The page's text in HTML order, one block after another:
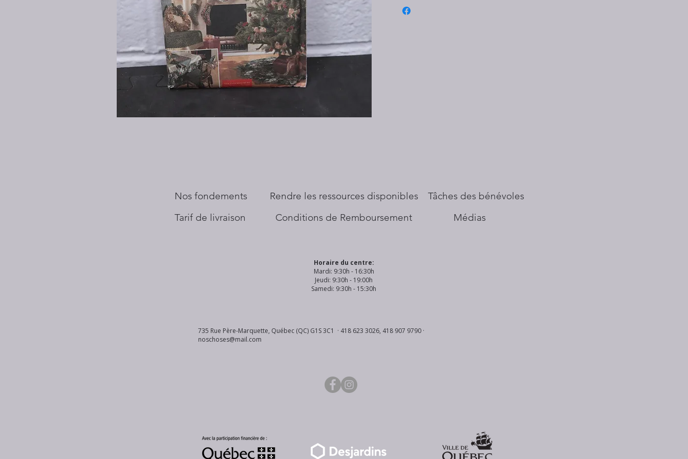
Nos fondements
Tarif de livraison
​Rendre les ressources disponibles
Conditions de Remboursement
Tâches des bénévoles
Médias
Horaire du centre:
Mardi: 9:30h - 16:30h
Jeudi: 9:30h - 19:00h
Samedi: 9:30h - 15:30h
735 Rue Père-Marquette, Québec (QC) G1S 3C1 · 418 623 3026, 418 907 9790 ·
noschoses@mail.com